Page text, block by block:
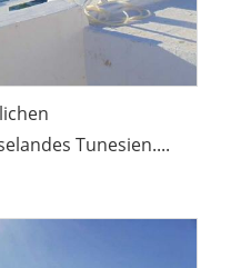
Tunesien....